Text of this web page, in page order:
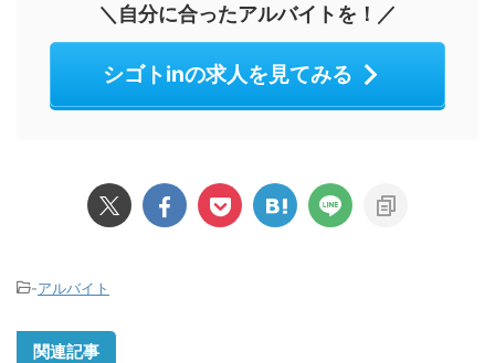
＼自分に合ったアルバイトを！／
シゴトinの求人を見てみる
-アルバイト
関連記事